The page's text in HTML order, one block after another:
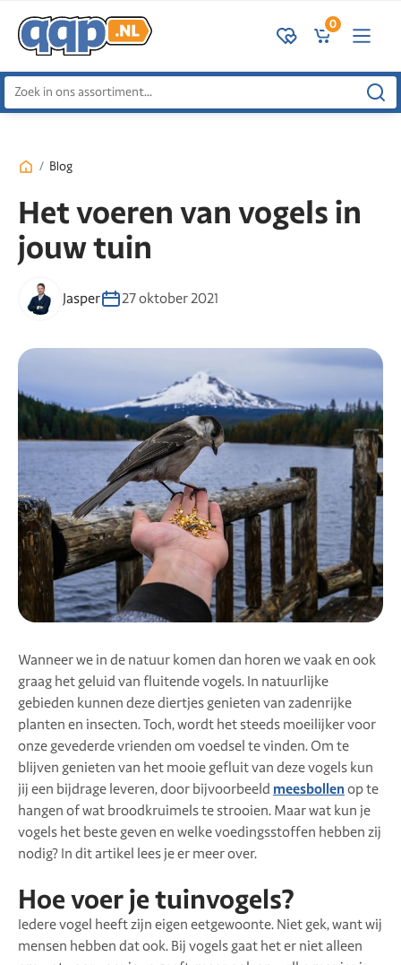
0
Zoeken
naar:
/ Blog
Het voeren van vogels in
jouw tuin
Jasper 27 oktober 2021
Wanneer we in de natuur komen dan horen we vaak en ook
graag het geluid van fluitende vogels. In natuurlijke
gebieden kunnen deze diertjes genieten van zadenrijke
planten en insecten. Toch, wordt het steeds moeilijker voor
onze gevederde vrienden om voedsel te vinden. Om te
blijven genieten van het mooie gefluit van deze vogels kun
jij een bijdrage leveren, door bijvoorbeeld meesbollenop te
hangen of wat broodkruimels te strooien. Maar wat kun je
vogels het beste geven en welke voedingsstoffen hebben zij
nodig? In dit artikel lees je er meer over.
Hoe voer je tuinvogels?
Iedere vogel heeft zijn eigen eetgewoonte. Niet gek, want wij
mensen hebben dat ook. Bij vogels gaat het er niet alleen